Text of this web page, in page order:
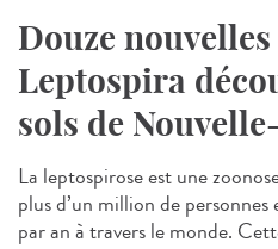
Douze nouvelles
Leptospira
sols de
La leptospirose est une
plus d’un million de
par an à travers le monde.